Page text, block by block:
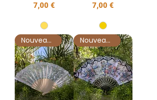
Prix
7,00 € Prix
7,00 €
Nouveauté ! Nouveauté !